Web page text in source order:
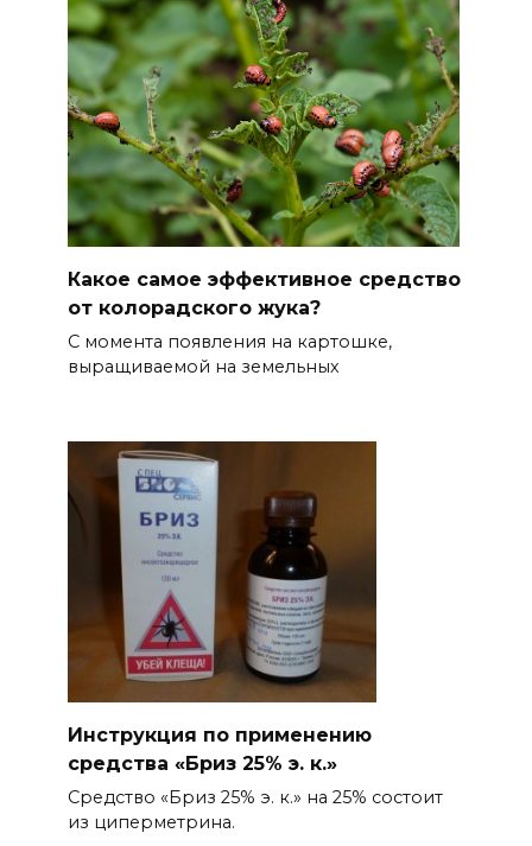
Какое самое эффективное средство
от колорадского жука?
С момента появления на картошке,
выращиваемой на земельных
Инструкция по применению
средства «Бриз 25% э. к.»
Средство «Бриз 25% э. к.» на 25% состоит
из циперметрина.